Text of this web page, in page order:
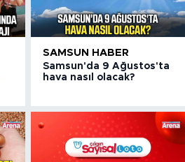
SAMSUN HABER
Samsun'da 9 Ağustos'ta
hava nasıl olacak?